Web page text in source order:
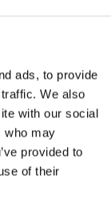
ads, to provide
We also
with our social
who may
provided to
of their
slimline med
DKK